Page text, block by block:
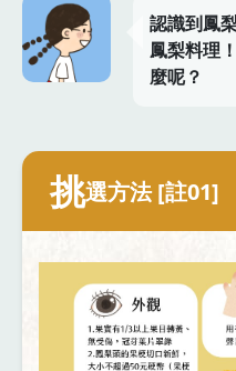
認識到鳳
鳳梨料理
麼呢？
挑選方法 [註01]